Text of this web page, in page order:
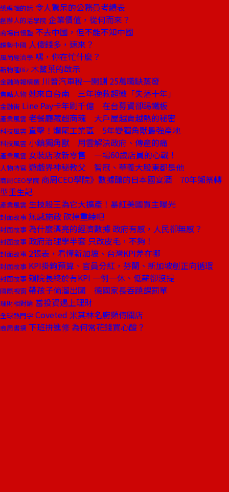
總編輯的話 令人驚呆的公務員考績表
創辦人的活學院 企業價值，從何而來？
商場自慢塾 不去中國，但不能不知中國
趨勢中國 人傻錢多，速來？
風尚經濟學 嘿，你在忙什麼？
新物種Biz 木鱉葉的啟示
金融時報精選 川普汽車稅一開鍘 25萬職缺蒸發
焦點人物 她來自台南 三年挽救超微「失落十年」
金融街 Line Pay卡年刷千億 在台募資卻踢鐵板
產業風雲 老餐廳藏超商魂 大戶屋越賣越熱的秘密
科技風雲 直擊！爛尾工業區 5年變獨角獸最強產地
科技風雲 小鎮獨角獸 用雲解決政府、傳產的痛
產業風雲 女裝店攻新零售 一場60歲店員的心戰！
人物特寫 遊戲界神秘教父 智冠、華義大股東都是他
商周CEO學院 商周CEO學院》數據釀的日本國宴酒 70年獺祭轉
型重生記
產業風雲 生技股王為它大擴產！暴紅美國買主曝光
封面故事 無感施政 砍掉重練吧
封面故事 為什麼漂亮的經濟數據 政府有感，人民卻無感？
封面故事 政府治理學半套 只改皮毛，不夠！
封面故事 2張表，看懂新加坡、台灣KPI差在哪
封面故事 KPI掛鉤預算、官員分紅，芬蘭、新加坡創正向循環
封面故事 賴院長終於有KPI 一例一休、低薪卻沒提
國際視窗 帶孩子偷溜出國 德國家長吞蹺課罰單
理財相對論 當投資遇上理財
全球熱門字 Coveted 米其林名廚頻傳關店
商周書摘 下班拚進修 為何常花錢買心酸？